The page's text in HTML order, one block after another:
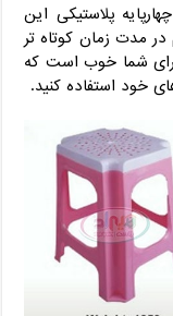
پلاستیکی این
در مدت زمان کوتاه تر
شما خوب است که
خود استفاده کنید.